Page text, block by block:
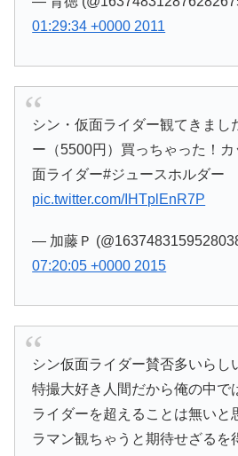
01:29:34 +0000 2011
シン・仮面ライダー観てきまし
ー（5500円）買っちゃった！
面ライダー#ジュースホルダー
pic.twitter.com/IHTplEnR7P
— 加藤Ｐ
07:20:05 +0000 2015
シン仮面ライダー賛否多いらし
特撮大好き人間だから俺の中で
ライダーを超えることは無いと
ラマン観ちゃうと期待せざるを